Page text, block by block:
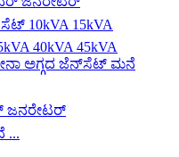
ಜನರೇಟರ್
...